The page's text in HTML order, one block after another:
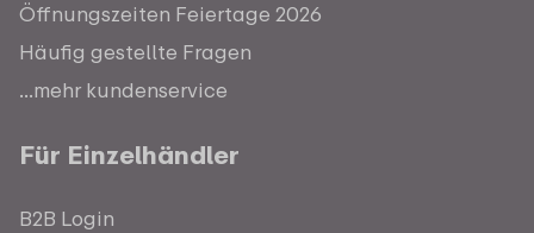
Öffnungszeiten Feiertage 2026
Häufig gestellte Fragen
...mehr kundenservice
Für Einzelhändler
B2B Login